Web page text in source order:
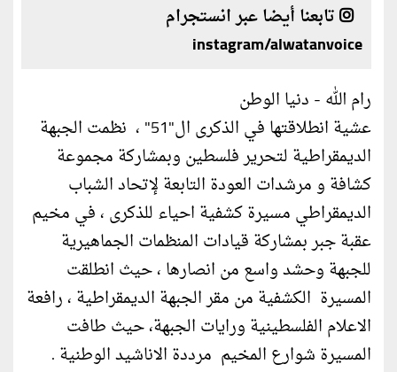
تابعنا أيضا عبر انستجرام
instagram/alwatanvoice
رام الله - دنيا الوطن
عشية انطلاقتها في الذكرى ال"51" ، نظمت الجبهة
الديمقراطية لتحرير فلسطين وبمشاركة مجموعة
كشافة و مرشدات العودة التابعة لإتحاد الشباب
الديمقراطي مسيرة كشفية احياء للذكرى ، في مخيم
عقبة جبر بمشاركة قيادات المنظمات الجماهيرية
للجبهة وحشد واسع من انصارها ، حيث انطلقت
المسيرة الكشفية من مقر الجبهة الديمقراطية ، رافعة
الاعلام الفلسطينية ورايات الجبهة، حيث طافت
المسيرة شوارع المخيم مرددة الاناشيد الوطنية .